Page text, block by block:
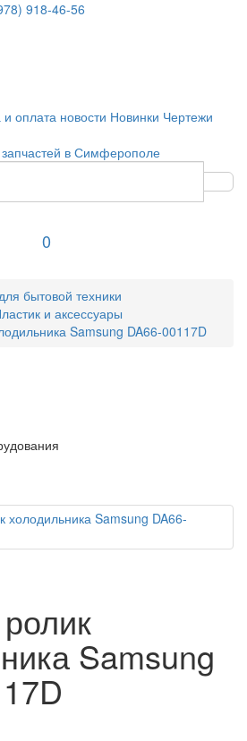
918-46-56
и оплата новости Новинки Чертежи
0
бытовой техники
и аксессуары
Samsung DA66-00117D
Samsung